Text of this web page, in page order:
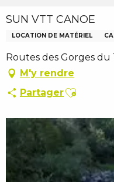
SUN VTT CANOE
LOCATION DE MATÉRIEL
Routes des Gorges
M'y rendre
PartagerAjouter